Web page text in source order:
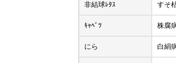
非結球ﾚﾀｽ すそ
ｷｬﾍﾞﾂ 株腐
にら 白絹